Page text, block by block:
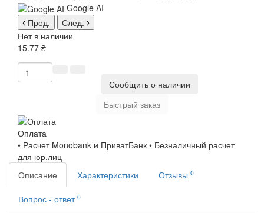
Google AI
Пред.
След.
Нет в наличии
15.77 ₴
Сообщить о наличии
Быстрый заказ
Оплата
• Расчет Monobank и ПриватБанк • Безналичный расчет
для юр.лиц
Описание
Характеристики Отзывы 0
Вопрос - ответ 0